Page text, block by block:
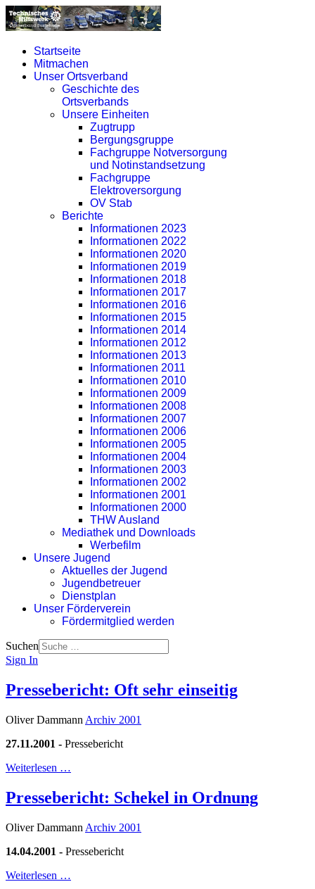
Startseite
Mitmachen
Unser Ortsverband
Geschichte des
Ortsverbands
Unsere Einheiten
Zugtrupp
Bergungsgruppe
Fachgruppe Notversorgung
und Notinstandsetzung
Fachgruppe
Elektroversorgung
OV Stab
Berichte
Informationen 2023
Informationen 2022
Informationen 2020
Informationen 2019
Informationen 2018
Informationen 2017
Informationen 2016
Informationen 2015
Informationen 2014
Informationen 2012
Informationen 2013
Informationen 2011
Informationen 2010
Informationen 2009
Informationen 2008
Informationen 2007
Informationen 2006
Informationen 2005
Informationen 2004
Informationen 2003
Informationen 2002
Informationen 2001
Informationen 2000
THW Ausland
Mediathek und Downloads
Werbefilm
Unsere Jugend
Aktuelles der Jugend
Jugendbetreuer
Dienstplan
Unser Förderverein
Fördermitglied werden
Suchen
Sign In
Pressebericht: Oft sehr einseitig
Oliver Dammann Archiv 2001
27.11.2001 - Pressebericht
Weiterlesen …
Pressebericht: Schekel in Ordnung
Oliver Dammann Archiv 2001
14.04.2001 - Pressebericht
Weiterlesen …